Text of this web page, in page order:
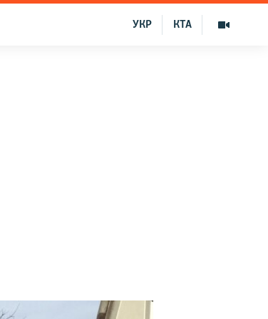
КТА
УКР